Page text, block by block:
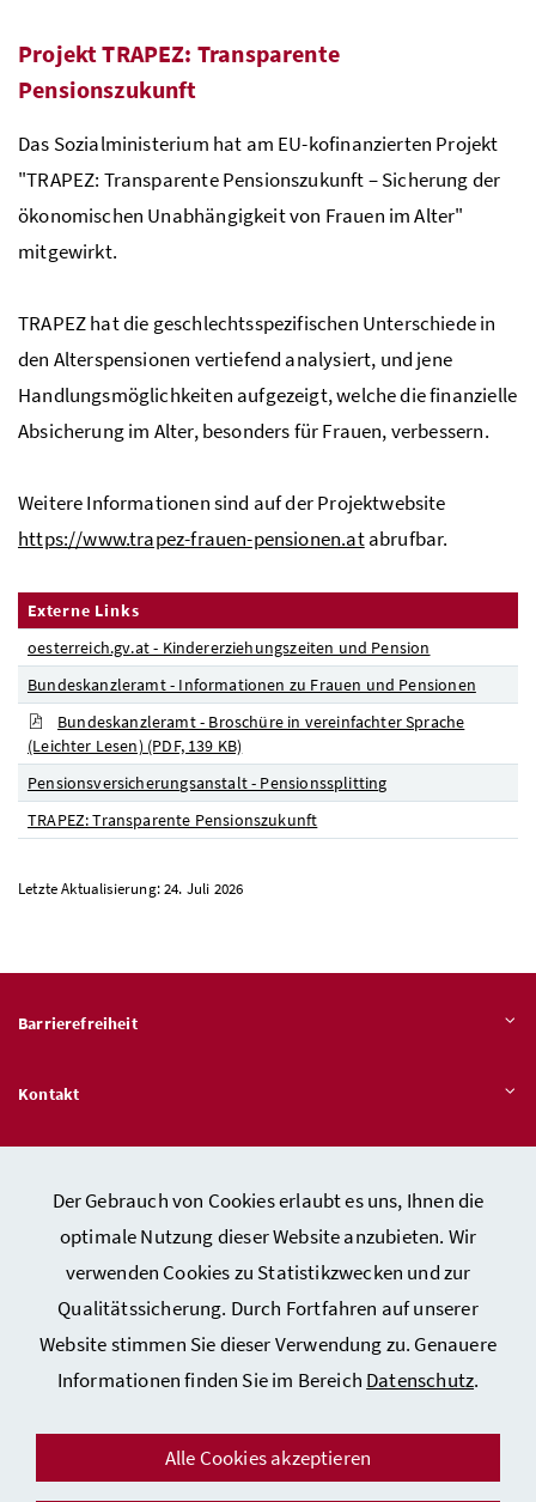
Der Gebrauch von Cookies erlaubt es uns, Ihnen die
optimale Nutzung dieser Website anzubieten. Wir
verwenden Cookies zu Statistikzwecken und zur
Qualitätssicherung. Durch Fortfahren auf unserer
Website stimmen Sie dieser Verwendung zu. Genauere
Informationen finden Sie im Bereich Datenschutz.
Alle Cookies akzeptieren
Projekt TRAPEZ: Transparente
Pensionszukunft
Das Sozialministerium hat am EU-kofinanzierten Projekt
"TRAPEZ: Transparente Pensionszukunft – Sicherung der
ökonomischen Unabhängigkeit von Frauen im Alter"
mitgewirkt.
TRAPEZ hat die geschlechtsspezifischen Unterschiede in
den Alterspensionen vertiefend analysiert, und jene
Handlungsmöglichkeiten aufgezeigt, welche die finanzielle
Absicherung im Alter, besonders für Frauen, verbessern.
Weitere Informationen sind auf der Projektwebsite
https://www.trapez-frauen-pensionen.atabrufbar.
Externe Links
oesterreich.gv.at - Kindererziehungszeiten und Pension
Bundeskanzleramt - Informationen zu Frauen und Pensionen
Bundeskanzleramt - Broschüre in vereinfachter Sprache
(Leichter Lesen) (PDF, 139 KB)
Pensionsversicherungsanstalt - Pensionssplitting
TRAPEZ: Transparente Pensionszukunft
Letzte Aktualisierung: 24. Juli 2026
Barrierefreiheit
Kontakt
Hinweisgeber:innen – Stelle für Rechtsverletzungen
Barrierefreiheitserklärung
Impressum